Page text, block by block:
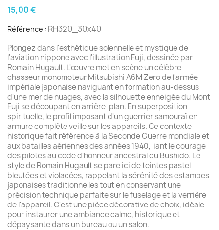
15,00 €
Référence : RH320_30x40
Plongez dans l'esthétique solennelle et mystique de
l'aviation nippone avec l'illustration Fuji, dessinée par
Romain Hugault. L'œuvre met en scène un célèbre
chasseur monomoteur Mitsubishi A6M Zero de l'armée
impériale japonaise naviguant en formation au-dessus
d'une mer de nuages, avec la silhouette enneigée du Mont
Fuji se découpant en arrière-plan. En superposition
spirituelle, le profil imposant d'un guerrier samouraï en
armure complète veille sur les appareils. Ce contexte
historique fait référence à la Seconde Guerre mondiale et
aux batailles aériennes des années 1940, liant le courage
des pilotes au code d'honneur ancestral du Bushido. Le
style de Romain Hugault se pare ici de teintes pastel
bleutées et violacées, rappelant la sérénité des estampes
japonaises traditionnelles tout en conservant une
précision technique parfaite sur le fuselage et la verrière
de l'appareil. C'est une pièce décorative de choix, idéale
pour instaurer une ambiance calme, historique et
dépaysante dans un bureau ou un salon.